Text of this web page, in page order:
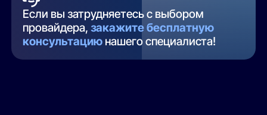
Если вы затрудняетесь с выбором
провайдера,закажите бесплатную
консультацию нашего специалиста!